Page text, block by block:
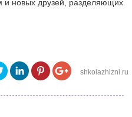
и новых друзей, разделяющих
shkolazhizni.ru